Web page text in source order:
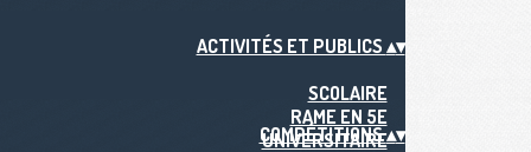
ACTIVITÉS ET PUBLICS ▴▾
SCOLAIRE
RAME EN 5E
UNIVERSITAIRE
COMPÉTITIONS▴▾